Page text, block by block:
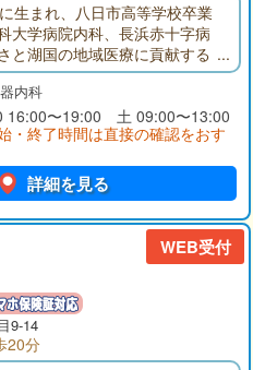
生まれ、八日市高等学校卒業
学病院内科、長浜赤十字病
と湖国の地域医療に貢献する
。25年の病院勤務経験を生か
血圧、心臓病、動脈硬化な
吸器疾患の診療を総合的に行
内科
16:00〜19:00 土 09:00〜13:00
・終了時間は直接の確認をおす
詳細を見る
WEB受付
9-14
20分